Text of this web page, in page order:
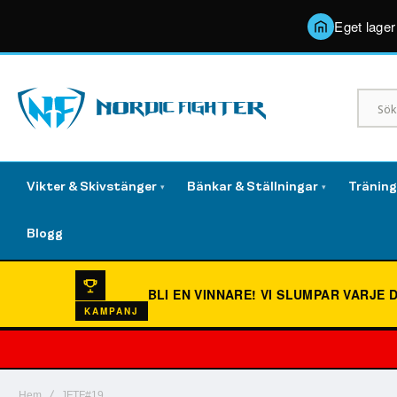
Eget
Vikter & Skivstänger ▾ Bänkar & Ställningar ▾
Blogg
KAMPANJ
BLI EN VINNARE!VI SLUMPAR VARJE